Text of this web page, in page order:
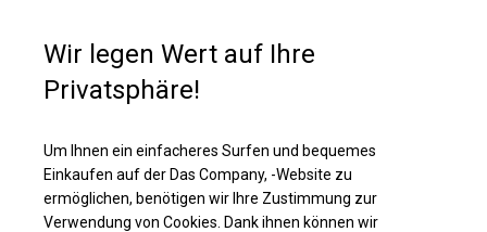
Picknicks und anderenbesonderen Anlässen
Pavillon, Gartenzelt verwendet werden oder
Zelt kann auch als Gewerbefläche
Einzelheiten ansehen
Wir legen Wert auf Ihre
Privatsphäre!
Um Ihnen ein einfacheres Surfen und bequemes
Einkaufen auf der Das Company, -Website zu
ermöglichen, benötigen wir Ihre Zustimmung zur
Verwendung von Cookies. Dank ihnen können wir